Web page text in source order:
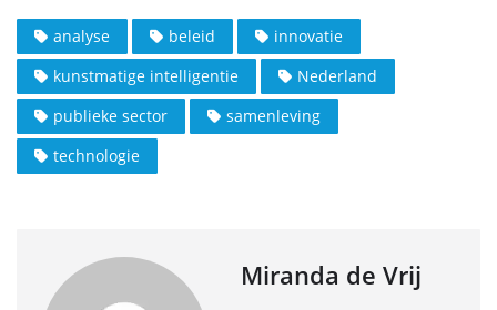
analyse beleid
innovatie
kunstmatige intelligentie
Nederland
publieke sector
samenleving
technologie
Miranda de Vrij